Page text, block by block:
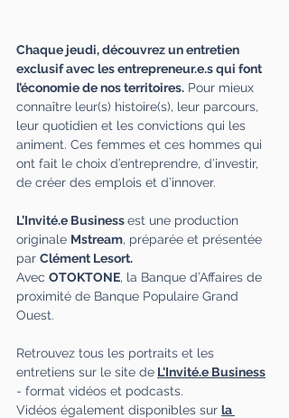
Chaque jeudi, découvrez un entretien
exclusif avec les entrepreneur.e.s qui font
l’économie de nos territoires. Pour mieux
connaître leur(s) histoire(s), leur parcours,
leur quotidien et les convictions qui les
animent. Ces femmes et ces hommes qui
ont fait le choix d’entreprendre, d’investir,
de créer des emplois et d’innover.
L’Invité.e Businessest une production
originale Mstream, préparée et présentée
par Clément Lesort.
Avec OTOKTONE, la Banque d’Affaires de
proximité de Banque Populaire Grand
Ouest.
Retrouvez tous les portraits et les
entretiens sur le site de L'Invité.e Business
- format vidéos et podcasts.
Vidéos également disponibles sur la